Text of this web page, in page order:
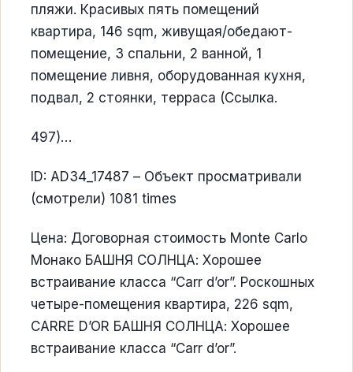
пляжи. Красивых пять помещений
квартира, 146 sqm, живущая/обедают-
помещение, 3 спальни, 2 ванной, 1
помещение ливня, оборудованная кухня,
подвал, 2 стоянки, терраса (Ссылка.
497)…
ID: AD34_17487 – Объект просматривали
(смотрели) 1081 times
Цена: Договорная стоимость Monte Carlo
Монако БАШНЯ СОЛНЦА: Хорошее
встраивание класса “Carr d’or”. Роскошных
четыре-помещения квартира, 226 sqm,
CARRE D’OR БАШНЯ СОЛНЦА: Хорошее
встраивание класса “Carr d’or”.